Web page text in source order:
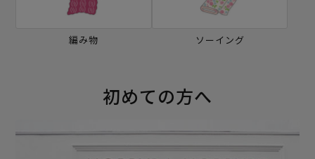
編み物 ソーイング
初めての方へ